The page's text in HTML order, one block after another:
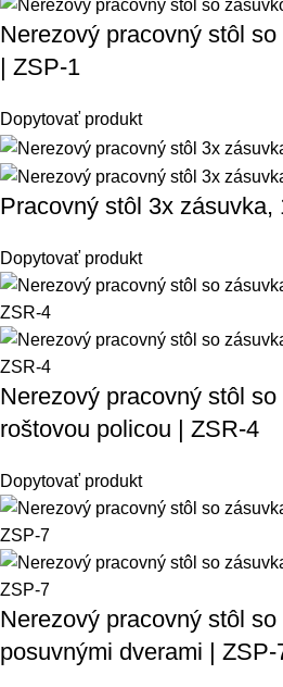
Nerezový pracovný stôl
| ZSP-1
Dopytovať produkt
Pracovný stôl 3x
Dopytovať produkt
Nerezový pracovný stôl
roštovou policou | ZSR-4
Dopytovať produkt
Nerezový pracovný stôl
posuvnými dverami | ZSP-